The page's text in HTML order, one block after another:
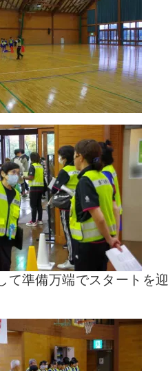
て準備万端でスタートを迎